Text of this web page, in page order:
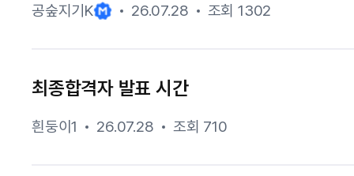
공숲지기K 26.07.28 조회 1302
최종합격자 발표 시간
흰둥이1 26.07.28 조회 710